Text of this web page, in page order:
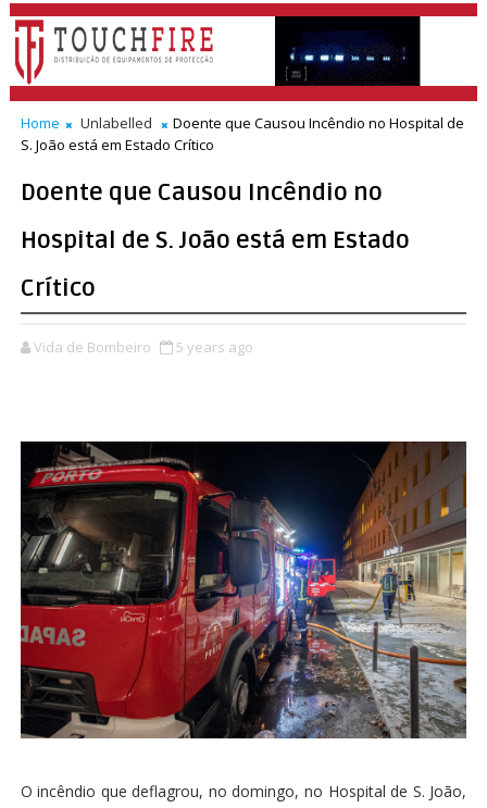
Home Unlabelled
Doente que Causou Incêndio no Hospital de
S. João está em Estado Crítico
Doente que Causou Incêndio no
Hospital de S. João está em Estado
Crítico
Vida de Bombeiro 5 years ago
O incêndio que deflagrou, no domingo, no Hospital de S. João,